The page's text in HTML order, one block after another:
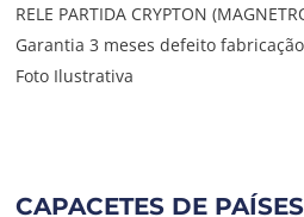
RELE PARTIDA CRYPTON
Garantia 3 meses defeito fabricação
Foto Ilustrativa
CAPACETES DE